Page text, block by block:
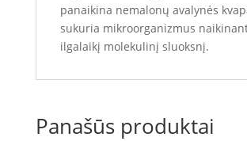
panaikina nemalonų avalynės
sukuria mikroorganizmus
ilgalaikį molekulinį sluoksnį.
Panašūs produktai